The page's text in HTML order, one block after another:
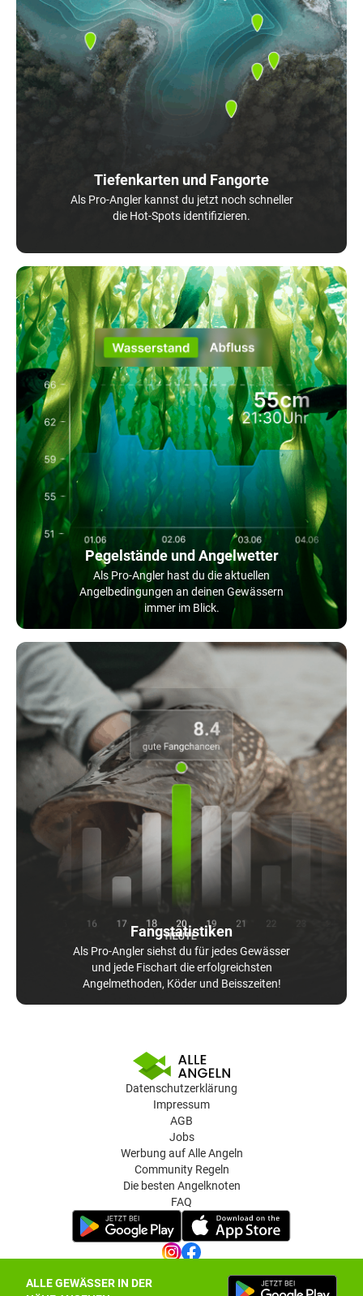
ALLE GEWÄSSER IN DER
Tiefenkarten und Fangorte
Als Pro-Angler kannst du jetzt noch schneller
die Hot-Spots identifizieren.
Pegelstände und Angelwetter
Als Pro-Angler hast du die aktuellen
Angelbedingungen an deinen Gewässern
immer im Blick.
Fangstatistiken
Als Pro-Angler siehst du für jedes Gewässer
und jede Fischart die erfolgreichsten
Angelmethoden, Köder und Beisszeiten!
Datenschutzerklärung
Impressum
AGB
Jobs
Werbung auf Alle Angeln
Community Regeln
Die besten Angelknoten
FAQ
Datenschutz-Einstellungen